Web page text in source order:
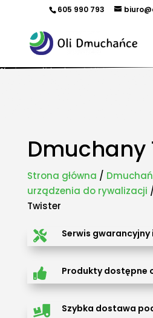
605 990 793
Oferujemy zamki dmuchane, zjeżdżalnie dmuchane,
Dmuchany
Strona główna /
urządzenia do rywalizacji
Twister
 Serwis
 Produkty dostępne
 Szybka dostawa